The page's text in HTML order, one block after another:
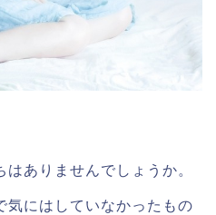
ありませんでしょうか。
気にはしていなかったもの